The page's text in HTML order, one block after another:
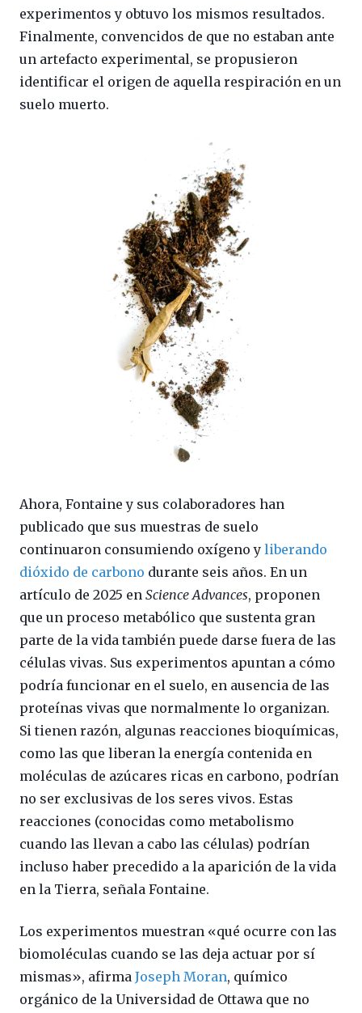
experimentos y obtuvo los mismos resultados.
Finalmente, convencidos de que no estaban ante
un artefacto experimental, se propusieron
identificar el origen de aquella respiración en un
suelo muerto.
Ahora, Fontaine y sus colaboradores han
publicado que sus muestras de suelo
continuaron consumiendo oxígeno y liberando
dióxido de carbono durante seis años. En un
artículo de 2025 en Science Advances, proponen
que un proceso metabólico que sustenta gran
parte de la vida también puede darse fuera de las
células vivas. Sus experimentos apuntan a cómo
podría funcionar en el suelo, en ausencia de las
proteínas vivas que normalmente lo organizan.
Si tienen razón, algunas reacciones bioquímicas,
como las que liberan la energía contenida en
moléculas de azúcares ricas en carbono, podrían
no ser exclusivas de los seres vivos. Estas
reacciones (conocidas como metabolismo
cuando las llevan a cabo las células) podrían
incluso haber precedido a la aparición de la vida
en la Tierra, señala Fontaine.
Los experimentos muestran «qué ocurre con las
biomoléculas cuando se las deja actuar por sí
mismas», afirma Joseph Moran, químico
orgánico de la Universidad de Ottawa que no